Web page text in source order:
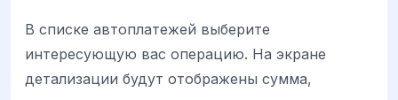
В списке автоплатежей выберите
интересующую вас операцию. На экране
детализации будут отображены сумма,